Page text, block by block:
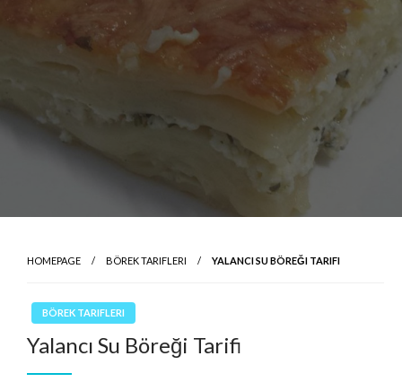
HOMEPAGE BÖREK TARIFLERI YALANCI SU BÖREĞI TARIFI
BÖREK TARIFLERI
Yalancı Su Böreği Tarifi